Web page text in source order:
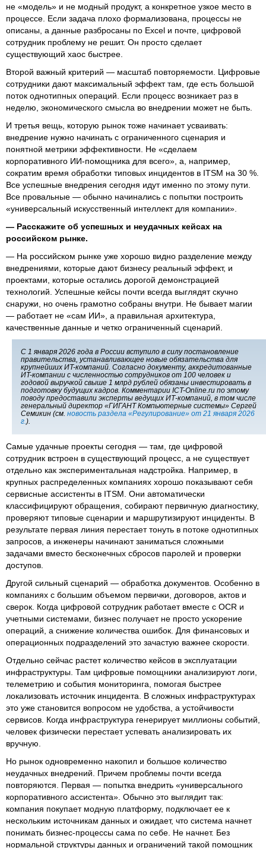
не «модель» и не модный продукт, а конкретное узкое место в
процессе. Если задача плохо формализована, процессы не
описаны, а данные разбросаны по Excel и почте, цифровой
сотрудник проблему не решит. Он просто сделает
существующий хаос быстрее.
Второй важный критерий — масштаб повторяемости. Цифровые
сотрудники дают максимальный эффект там, где есть большой
поток однотипных операций. Если процесс возникает раз в
неделю, экономического смысла во внедрении может не быть.
И третья вещь, которую рынок тоже начинает усваивать:
внедрение нужно начинать с ограниченного сценария и
понятной метрики эффективности. Не «сделаем
корпоративного ИИ-помощника для всего», а, например,
сократим время обработки типовых инцидентов в ITSM на 30 %.
Все успешные внедрения сегодня идут именно по этому пути.
Все провальные — обычно начинались с попытки построить
«универсальный искусственный интеллект для компании».
— Расскажите об успешных и неудачных кейсах на
российском рынке.
— На российском рынке уже хорошо видно разделение между
внедрениями, которые дают бизнесу реальный эффект, и
проектами, которые остались дорогой демонстрацией
технологий. Успешные кейсы почти всегда выглядят скучно
снаружи, но очень грамотно собраны внутри. Не бывает магии
— работает не «сам ИИ», а правильная архитектура,
качественные данные и четко ограниченный сценарий.
С 1 января 2026 года в России вступило в силу постановление
правительства, устанавливающее новые обязательства для
крупнейших ИT-компаний. Согласно документу, аккредитованные
ИT-компании с численностью сотрудников от 100 человек и
годовой выручкой свыше 1 млрд рублей обязаны инвестировать в
подготовку будущих кадров. Комментарии ICT-Online.ru по этому
поводу предоставили эксперты ведущих ИТ-компаний, в том числе
генеральный директор «ГИГАНТ Компьютерные системы» Сергей
Семикин (см. новость раздела «Регулирование» от 21 января 2026
г.).
Самые удачные проекты сегодня — там, где цифровой
сотрудник встроен в существующий процесс, а не существует
отдельно как экспериментальная надстройка. Например, в
крупных распределенных компаниях хорошо показывают себя
сервисные ассистенты в ITSM. Они автоматически
классифицируют обращения, собирают первичную диагностику,
проверяют типовые сценарии и маршрутизируют инциденты. В
результате первая линия перестает тонуть в потоке однотипных
запросов, а инженеры начинают заниматься сложными
задачами вместо бесконечных сбросов паролей и проверки
доступов.
Другой сильный сценарий — обработка документов. Особенно в
компаниях с большим объемом первички, договоров, актов и
сверок. Когда цифровой сотрудник работает вместе с OCR и
учетными системами, бизнес получает не просто ускорение
операций, а снижение количества ошибок. Для финансовых и
операционных подразделений это зачастую важнее скорости.
Отдельно сейчас растет количество кейсов в эксплуатации
инфраструктуры. Там цифровые помощники анализируют логи,
телеметрию и события мониторинга, помогая быстрее
локализовать источник инцидента. В сложных инфраструктурах
это уже становится вопросом не удобства, а устойчивости
сервисов. Когда инфраструктура генерирует миллионы событий,
человек физически перестает успевать анализировать их
вручную.
Но рынок одновременно накопил и большое количество
неудачных внедрений. Причем проблемы почти всегда
повторяются. Первая — попытка внедрить «универсального
корпоративного ассистента». Обычно это выглядит так:
компания покупает модную платформу, подключает ее к
нескольким источникам данных и ожидает, что система начнет
понимать бизнес-процессы сама по себе. Не начнет. Без
нормальной структуры данных и ограничений такой помощник